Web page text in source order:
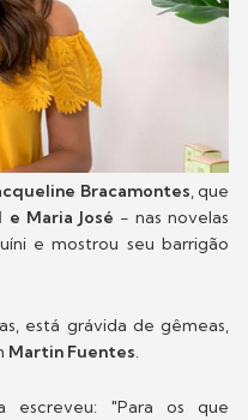
Bracamontes, que
e Maria José - nas novelas
e mostrou seu barrigão
está grávida de gêmeas,
Martin Fuentes.
"Para os que